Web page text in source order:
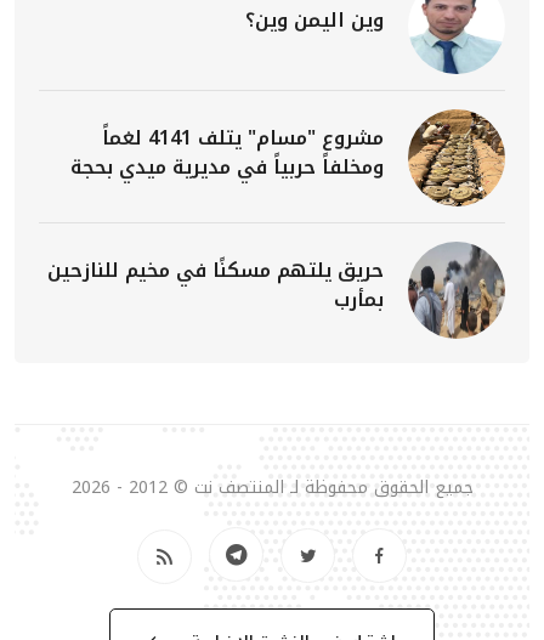
وين اليمن وين؟
مشروع "مسام" يتلف 4141 لغماً
ومخلفاً حربياً في مديرية ميدي بحجة
حريق يلتهم مسكنًا في مخيم للنازحين
بمأرب
جميع الحقوق محفوظة لـ المنتصف نت © 2012 - 2026